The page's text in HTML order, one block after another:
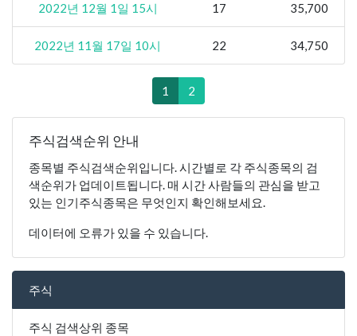
2022년 12월 1일 15시 17 35,700
2022년 11월 17일 10시 22 34,750
1 2
주식검색순위 안내
종목별 주식검색순위입니다. 시간별로 각 주식종목의 검
색순위가 업데이트됩니다. 매 시간 사람들의 관심을 받고
있는 인기주식종목은 무엇인지 확인해보세요.
데이터에 오류가 있을 수 있습니다.
주식
주식 검색상위 종목